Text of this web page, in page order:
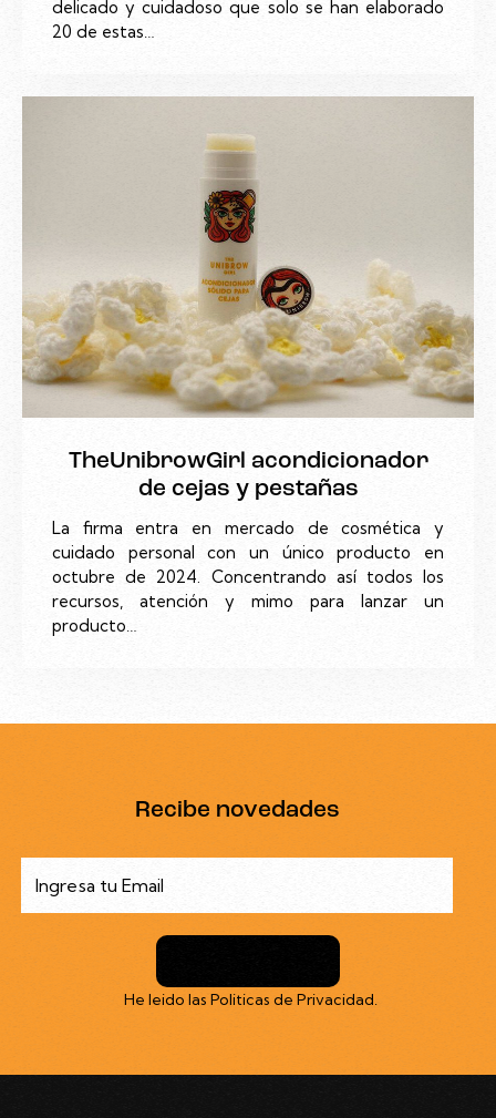
delicado y cuidadoso que solo se han elaborado
20 de estas…
TheUnibrowGirl acondicionador
de cejas y pestañas
La firma entra en mercado de cosmética y
cuidado personal con un único producto en
octubre de 2024. Concentrando así todos los
recursos, atención y mimo para lanzar un
producto…
Recibe novedades
He leido lasPoliticas de Privacidad.